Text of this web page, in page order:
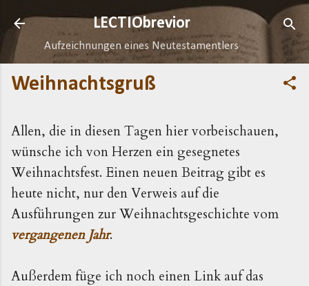
Direkt zum Hauptbereich
LECTIObrevior
Aufzeichnungen eines Neutestamentlers
Weihnachtsgruß
Allen, die in diesen Tagen hier vorbeischauen,
wünsche ich von Herzen ein gesegnetes
Weihnachtsfest. Einen neuen Beitrag gibt es
heute nicht, nur den Verweis auf die
Ausführungen zur Weihnachtsgeschichte vom
vergangenen Jahr.
Außerdem füge ich noch einen Link auf das